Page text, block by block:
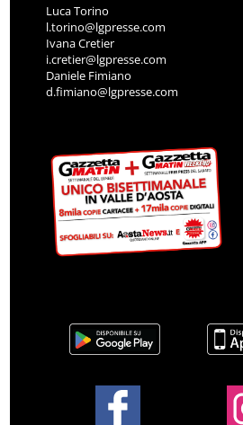
Luca Torino
l.torino@lgpresse.com
Ivana Cretier
i.cretier@lgpresse.com
Daniele Fimiano
d.fimiano@lgpresse.com